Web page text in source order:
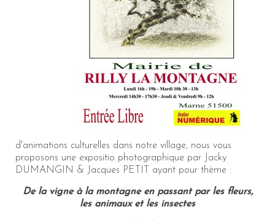
d'animations culturelles dans notre village, nous vous
proposons une expositio photographique par Jacky
DUMANGIN & Jacques PETIT ayant pour thème :
De la vigne à la montagne en passant par les fleurs,
les animaux et les insectes